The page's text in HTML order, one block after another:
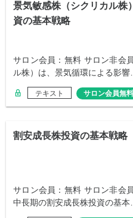
景気敏感株（シクリカル株
資の基本戦略
サロン会員：無料 サロン非会
ル株）は、景気循環による影響…
テキスト サロン会員無料
割安成長株投資の基本戦略
サロン会員：無料 サロン非会
中長期の割安成長株投資の基